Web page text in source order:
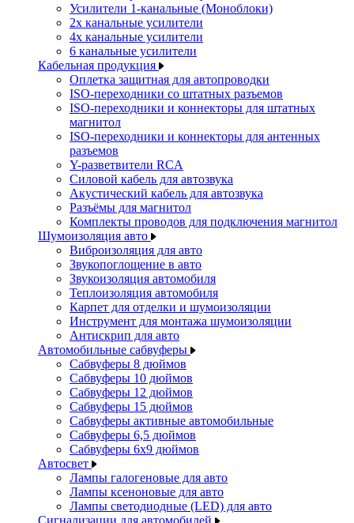
Усилители 1-канальные (Моноблоки)
2х канальные усилители
4х канальные усилители
6 канальные усилители
Кабельная продукция
Оплетка защитная для автопроводки
ISO-переходники со штатных разъемов
ISO-переходники и коннекторы для штатных
магнитол
ISO-переходники и коннекторы для антенных
разъемов
Y-разветвители RCA
Силовой кабель для автозвука
Акустический кабель для автозвука
Разъёмы для магнитол
Комплекты проводов для подключения магнитол
Шумоизоляция авто
Виброизоляция для авто
Звукопоглощение в авто
Звукоизоляция автомобиля
Теплоизоляция автомобиля
Карпет для отделки и шумоизоляции
Инструмент для монтажа шумоизоляции
Антискрип для авто
Автомобильные сабвуферы
Сабвуферы 8 дюймов
Сабвуферы 10 дюймов
Сабвуферы 12 дюймов
Сабвуферы 15 дюймов
Сабвуферы активные автомобильные
Сабвуферы 6,5 дюймов
Сабвуферы 6x9 дюймов
Автосвет
Лампы галогеновые для авто
Лампы ксеноновые для авто
Лампы светодиодные (LED) для авто
Сигнализации для автомобилей